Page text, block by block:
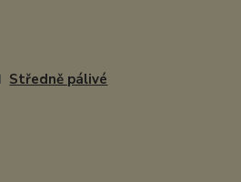
Středně pálivé